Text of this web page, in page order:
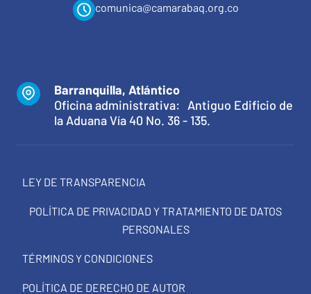
comunica@camarabaq.org.co
Barranquilla, Atlántico
Oficina administrativa: Antiguo Edificio de
la Aduana Vía 40 No. 36 - 135.
LEY DE TRANSPARENCIA
POLÍTICA DE PRIVACIDAD Y TRATAMIENTO DE DATOS
PERSONALES
TÉRMINOS Y CONDICIONES
POLÍTICA DE DERECHO DE AUTOR